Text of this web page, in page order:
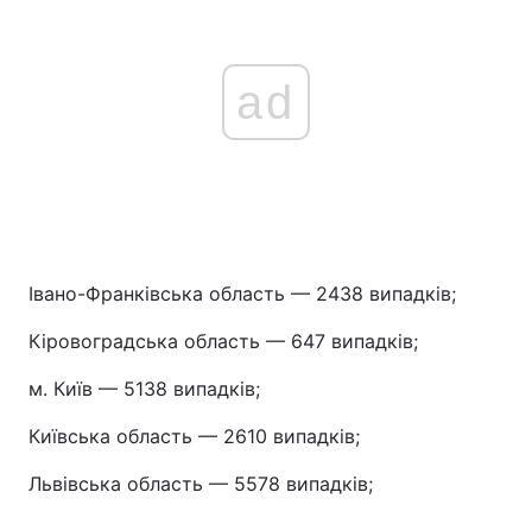
ad
Івано-Франківська область — 2438 випадків;
Кіровоградська область — 647 випадків;
м. Київ — 5138 випадків;
Київська область — 2610 випадків;
Львівська область — 5578 випадків;